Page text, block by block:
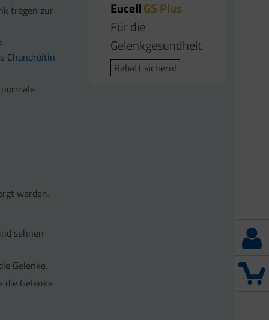
tragen zur
Chondroitin
werden.
sehnen-
Gelenke.
Gelenke
EucellGS Plus
Für die
Gelenkgesundheit
Rabatt sichern!
EucellTendo
Für die Sehnen
Rabatt sichern!
EucellOsteo
Für die
Knochengesundheit
Rabatt sichern!